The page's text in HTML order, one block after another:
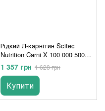
Рідкий Л-карнітин Scitec
Nutrition Carni X 100 000 500
мл pineapple
1 357 грн 1 628 грн
Купити